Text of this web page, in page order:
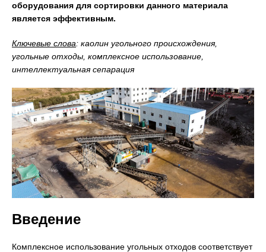
оборудования для сортировки данного материала
является эффективным.
Ключевые слова: каолин угольного происхождения,
угольные отходы, комплексное использование,
интеллектуальная сепарация
Введение
Комплексное использование угольных отходов соответствует